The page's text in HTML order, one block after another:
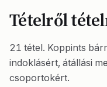
Tételről
21 tétel. Koppints
indoklásért, átállási
csoportokért.